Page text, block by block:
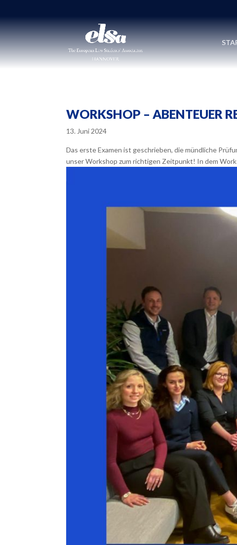
WORKSHOP – ABENTEUER
13. Juni 2024
Das erste Examen ist geschrieben, die mündliche
unser Workshop zum richtigen Zeitpunkt! In dem